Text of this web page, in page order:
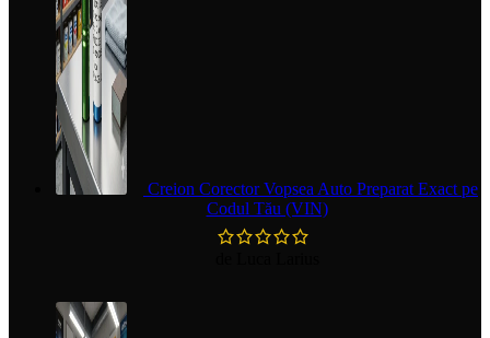
Creion Corector Vopsea Auto Preparat Exact pe
Codul Tău (VIN)